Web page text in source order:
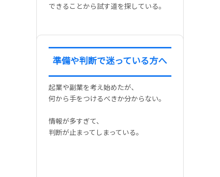
できることから試す道を探している。
準備や判断で迷っている方へ
起業や副業を考え始めたが、
何から手をつけるべきか分からない。
情報が多すぎて、
判断が止まってしまっている。